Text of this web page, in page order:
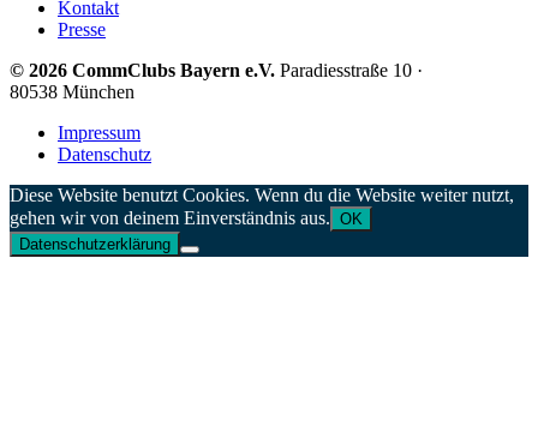
Kontakt
Presse
© 2026 CommClubs Bayern e.V. Paradiesstraße 10 ·
80538 München
Impressum
Datenschutz
Diese Website benutzt Cookies. Wenn du die Website weiter nutzt,
gehen wir von deinem Einverständnis aus. OK
Datenschutzerklärung